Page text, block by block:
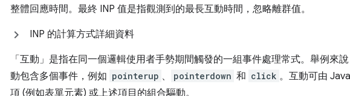
整體回應時間。最終 INP 值是指觀測到的最長互動時間，忽略離群值。
INP 的計算方式詳細資料
「互動」 是指在同一個邏輯使用者手勢期間觸發的一組事件處理常式。舉例來
動包含多個事件，例如 pointerup 、 pointerdown 和 click 。互動可由
項 (例如表單元素) 或上述項目的組合驅動。